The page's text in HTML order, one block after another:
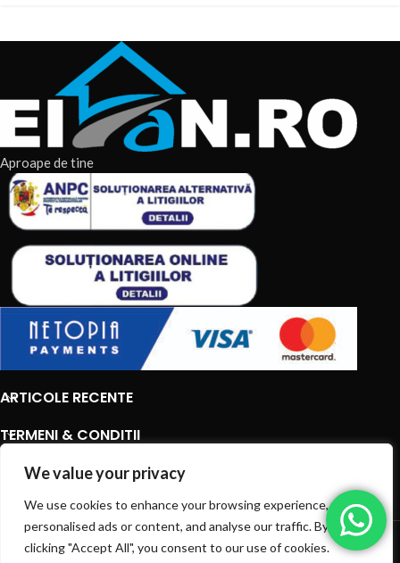
We value your privacy
We use cookies to enhance your browsing experience, serve
personalised ads or content, and analyse our traffic. By
clicking "Accept All", you consent to our use of cookies.
Aproape de tine
ARTICOLE RECENTE
TERMENI & CONDITII
CATEGORII DE PRODUSE
CATEGORII DE PRODUSE
© 2026EIAN.RO | Toate drepturile rezervate.